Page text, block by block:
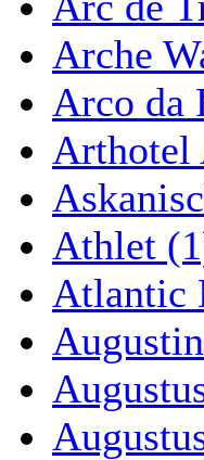
Arche
Arco da
Arthotel
Athlet
Atlantic